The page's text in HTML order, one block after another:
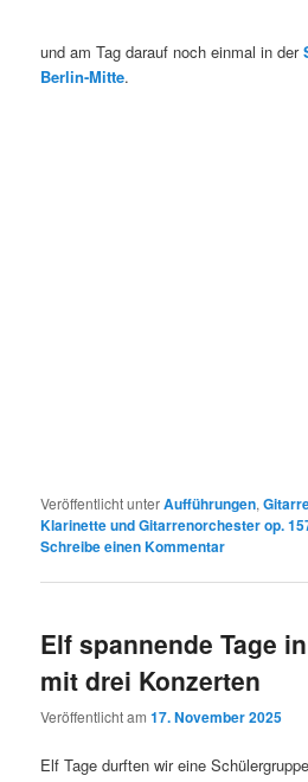
und am Tag darauf noch einmal in der
Berlin-Mitte.
Veröffentlicht unterAufführungen,
Klarinette und Gitarrenorchester op.
Schreibe einen Kommentar
Elf spannende Tage
mit drei Konzerten
Veröffentlicht am17. November 2025
Elf Tage durften wir eine